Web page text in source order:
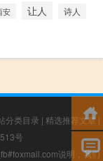
安 让人 诗人
分类目录 | 精选推荐文章|
号
说明，我们